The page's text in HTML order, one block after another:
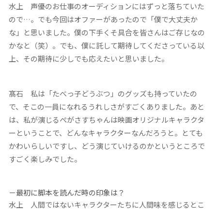
水上声優のお仕事のオーディションにはずっと落ちていた
ので…。でも今回はオファーがあったので「僕で大丈夫か
な」と思いました。僕の下手くそ具合を皆さんはご存じなの
かなと（笑）。でも、僕に託して期待してくださっている以
上、その期待に少しでも応えたいと思いました。
髙石 私は「たべっ子どうぶつ」のグッズも持っていたの
で、そこの一員になれるうれしさがすごくありました。あと
は、私が演じるぺがさすちゃんは映画オリジナルキャラクタ
ーということで、どんなキャラクターなんだろうと。とても
かわいらしいですし、どう演じていけるのかというところで
すごく楽しみでした。
－最初に脚本を読んだ時の印象は？
水上人間ではないキャラクターたちに人間味を感じるとこ